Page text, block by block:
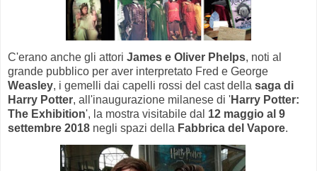
C'erano anche gli attori James e Oliver Phelps, noti al
grande pubblico per aver interpretato Fred e George
Weasley, i gemelli dai capelli rossi del cast della saga di
Harry Potter, all'inaugurazione milanese di 'Harry Potter:
The Exhibition', la mostra visitabile dal 12 maggio al 9
settembre 2018 negli spazi della Fabbrica del Vapore.